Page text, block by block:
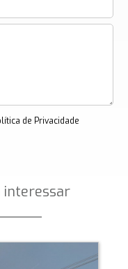
de Privacidade
interessar